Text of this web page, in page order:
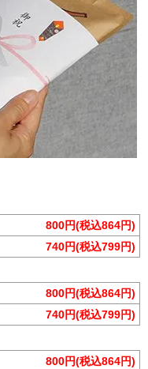
800円(税込864円)
740円(税込799円)
800円(税込864円)
740円(税込799円)
800円(税込864円)